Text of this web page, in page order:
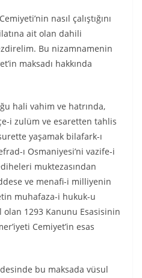
nasıl çalıştığını
ait olan dahili
Bu nizamnamenin
maksadı hakkında
hali vahim ve hatrında,
i zulüm ve esaretten tahlis
yaşamak bilafark-ı
ı Osmaniyesi’ni vazife-i
muktezasından
ve menafi-i milliyenin
muhafaza-i hukuk-u
olan 1293 Kanunu Esasisinin
Cemiyet’in esas
bu maksada vüsul